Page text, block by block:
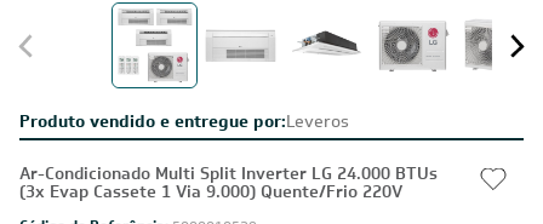
Produto vendido e entregue por:Leveros
Ar-Condicionado Multi Split Inverter LG 24.000 BTUs
(3x Evap Cassete 1 Via 9.000) Quente/Frio 220V